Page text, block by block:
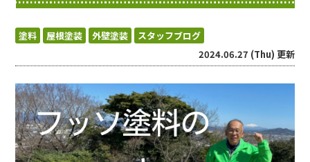
塗料 屋根塗装 外壁塗装
スタッフブログ
2024.06.27 (Thu) 更新